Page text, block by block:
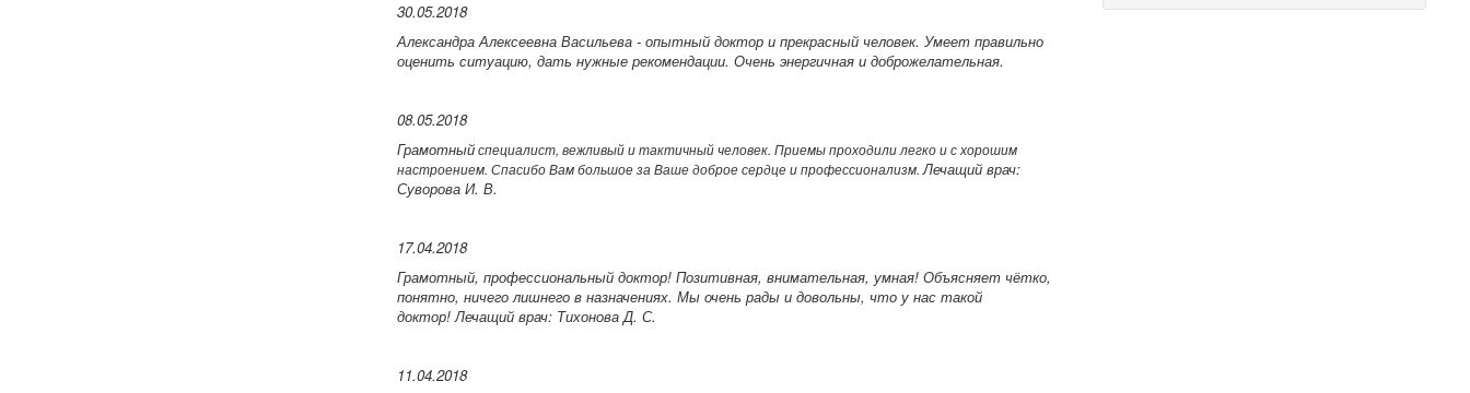
30.05.2018
Александра Алексеевна Васильева - опытный доктор и прекрасный человек. Умеет правильно
оценить ситуацию, дать нужные рекомендации. Очень энергичная и доброжелательная.
08.05.2018
Грамотныйспециалист, вежливый и тактичный человек. Приемы проходили легко и с хорошим
настроением. Спасибо Вам большое за Ваше доброе сердце и профессионализм. Лечащий врач:
Суворова И. В.
17.04.2018
Грамотный, профессиональный доктор! Позитивная, внимательная, умная! Объясняет чётко,
понятно, ничего лишнего в назначениях. Мы очень рады и довольны, что у нас такой
доктор!Лечащий врач: Тихонова Д. С.
11.04.2018